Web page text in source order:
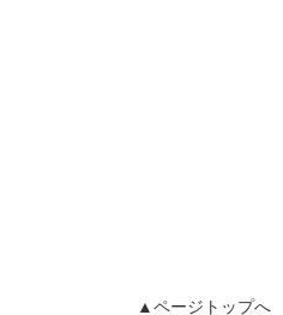
▲ページトップへ